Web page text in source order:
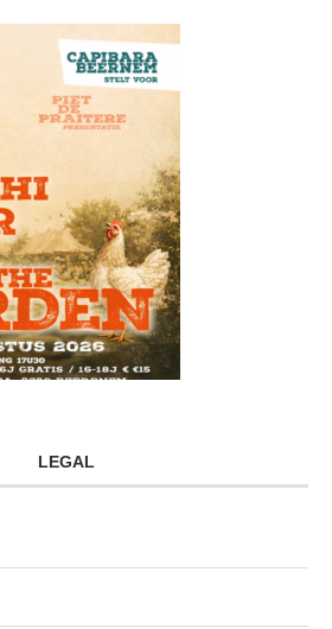
LEGAL